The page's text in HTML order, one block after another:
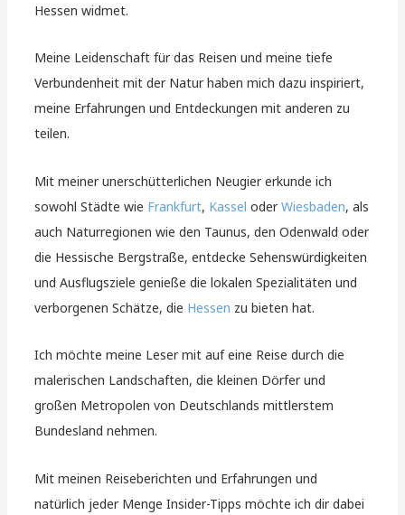
Hessen widmet.
Meine Leidenschaft für das Reisen und meine tiefe
Verbundenheit mit der Natur haben mich dazu inspiriert,
meine Erfahrungen und Entdeckungen mit anderen zu
teilen.
Mit meiner unerschütterlichen Neugier erkunde ich
sowohl Städte wie Frankfurt, Kassel oderWiesbaden, als
auch Naturregionen wie den Taunus, den Odenwald oder
die Hessische Bergstraße, entdecke Sehenswürdigkeiten
und Ausflugsziele genieße die lokalen Spezialitäten und
verborgenen Schätze, die Hessen zu bieten hat.
Ich möchte meine Leser mit auf eine Reise durch die
malerischen Landschaften, die kleinen Dörfer und
großen Metropolen von Deutschlands mittlerstem
Bundesland nehmen.
Mit meinen Reiseberichten und Erfahrungen und
natürlich jeder Menge Insider-Tipps möchte ich dir dabei